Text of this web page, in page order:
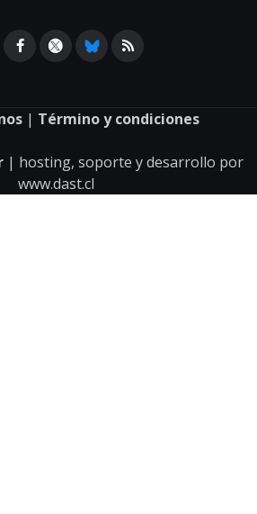
| Término y condiciones
| hosting, soporte y desarrollo por
www.dast.cl